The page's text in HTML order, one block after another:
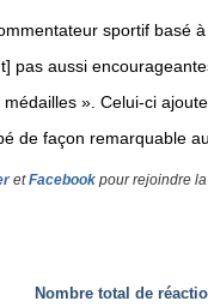
sportif basé
pas aussi
». Celui-ci
de façon remarquable
etFacebook pour rejoindre
Nombre total de